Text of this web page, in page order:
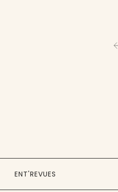
ENT'REVUES